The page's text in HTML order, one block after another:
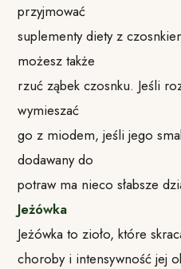
przyjmować
suplementy diety z
możesz także
rzuć ząbek czosnku. Jeśli
wymieszać
go z miodem, jeśli jego
dodawany do
potraw ma nieco słabsze
Jeżówka
Jeżówka to zioło, które
choroby i intensywność jej